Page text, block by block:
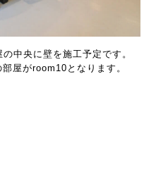
中央に壁を施工予定です。
屋がroom10となります。